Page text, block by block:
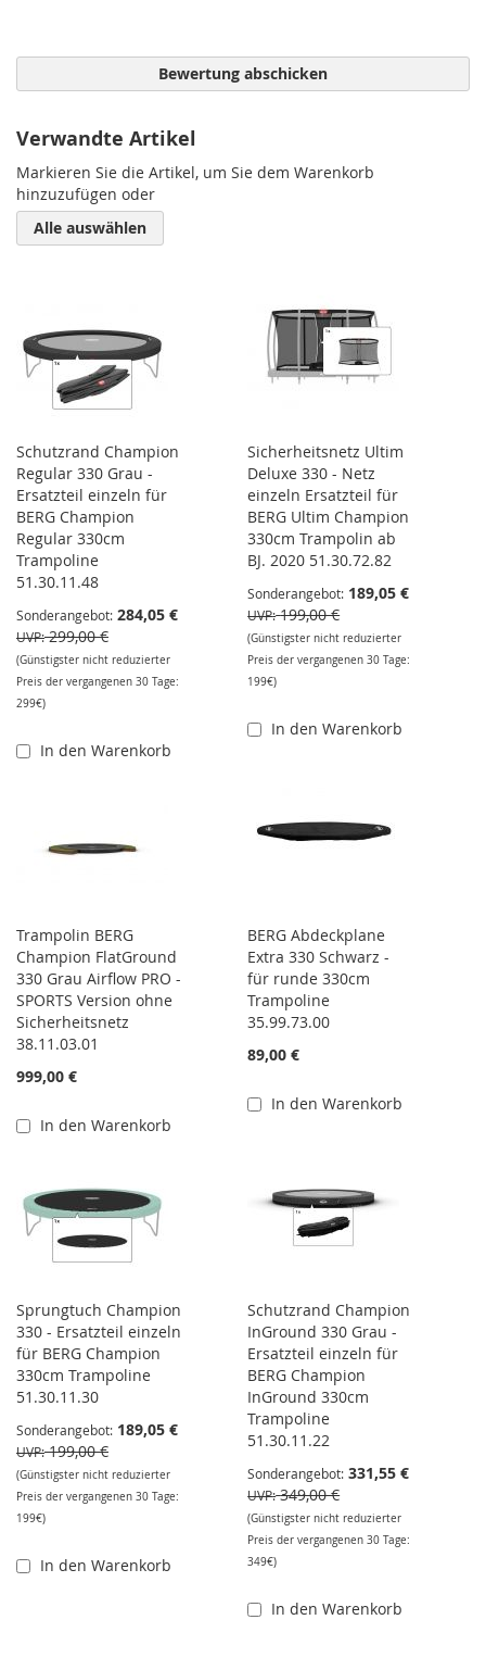
Bewertung abschicken
Verwandte Artikel
Markieren Sie die Artikel, um Sie dem Warenkorb
hinzuzufügen oder
Alle auswählen
Schutzrand Champion
Regular 330 Grau -
Ersatzteil einzeln für
BERG Champion
Regular 330cm
Trampoline
51.30.11.48
Sonderangebot 284,05 €
UVP 299,00 €
(Günstigster nicht reduzierter
Preis der vergangenen 30 Tage:
299€)
In den Warenkorb
Sicherheitsnetz Ultim
Deluxe 330 - Netz
einzeln Ersatzteil für
BERG Ultim Champion
330cm Trampolin ab
BJ. 2020 51.30.72.82
Sonderangebot 189,05 €
UVP 199,00 €
(Günstigster nicht reduzierter
Preis der vergangenen 30 Tage:
199€)
In den Warenkorb
Trampolin BERG
Champion FlatGround
330 Grau Airflow PRO -
SPORTS Version ohne
Sicherheitsnetz
38.11.03.01
999,00 €
In den Warenkorb
BERG Abdeckplane
Extra 330 Schwarz -
für runde 330cm
Trampoline
35.99.73.00
89,00 €
In den Warenkorb
Sprungtuch Champion
330 - Ersatzteil einzeln
für BERG Champion
330cm Trampoline
51.30.11.30
Sonderangebot 189,05 €
UVP 199,00 €
(Günstigster nicht reduzierter
Preis der vergangenen 30 Tage:
199€)
In den Warenkorb
Schutzrand Champion
InGround 330 Grau -
Ersatzteil einzeln für
BERG Champion
InGround 330cm
Trampoline
51.30.11.22
Sonderangebot 331,55 €
UVP 349,00 €
(Günstigster nicht reduzierter
Preis der vergangenen 30 Tage:
349€)
In den Warenkorb